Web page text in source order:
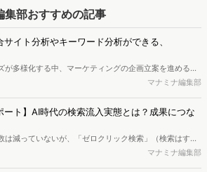
集部おすすめの記事
サイト分析やキーワード分析ができる、
が多様化する中、マーケティングの企画立案を進める上
や消費者分析の重要性がより高まっています。Web行動
し、Web上の消費者行動を起点とした競合サイト分析や
可能です。今回はDockpitならではの利便性の高い機能
解説します。
マナミナ編集部
ート】AI時代の検索流入実態とは？成果につな
は減っていないが、「ゼロクリック検索」（検索はする
流入しない）の割合が増加しているのが、AI時代の検索
マナミナ編集部